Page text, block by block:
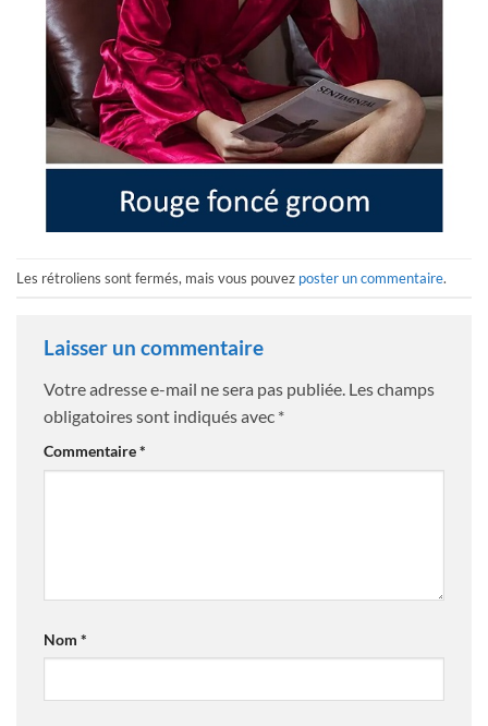
Les rétroliens sont fermés, mais vous pouvez poster un commentaire.
Laisser un commentaire
Votre adresse e-mail ne sera pas publiée. Les champs
obligatoires sont indiqués avec *
Commentaire*
Nom *